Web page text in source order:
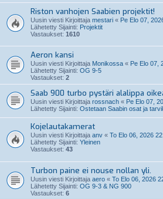
Riston vanhojen Saabien projektit!
Uusin viesti Kirjoittaja mestari « Pe Elo 07,
Lähetetty Sijainti: Projektit
Vastaukset: 1610
Aeron kansi
Uusin viesti Kirjoittaja Monikossa « Pe Elo 07,
Lähetetty Sijainti: OG 9-5
Vastaukset: 2
Saab 900 turbo pystäri alalippa
Uusin viesti Kirjoittaja rossnach « Pe Elo 07,
Lähetetty Sijainti: Ostetaan Saabin osat ja
Kojelautakamerat
Uusin viesti Kirjoittaja anv « To Elo 06, 2026
Lähetetty Sijainti: Yleinen
Vastaukset: 43
Turbon paine ei nouse nollan yli.
Uusin viesti Kirjoittaja aero « To Elo 06, 2026
Lähetetty Sijainti: OG 9-3 & NG 900
Vastaukset: 6